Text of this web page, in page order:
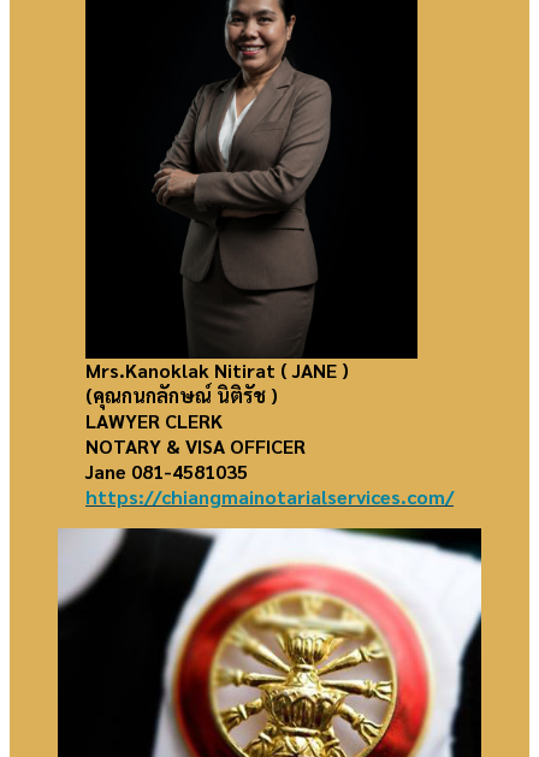
Mrs.Kanoklak Nitirat ( JANE )
(คุณกนกลักษณ์ นิติรัช )
LAWYER CLERK
NOTARY & VISA OFFICER
Jane 081-4581035
https://chiangmainotarialservices.com/